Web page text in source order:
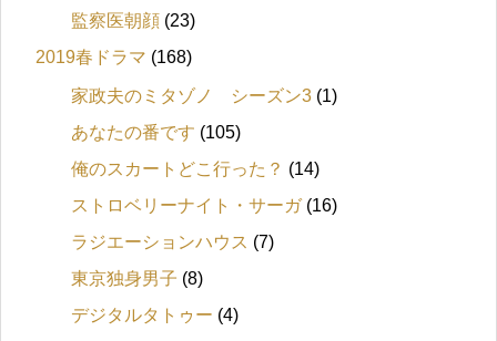
監察医朝顔 (23)
2019春ドラマ (168)
家政夫のミタゾノ シーズン3 (1)
あなたの番です (105)
俺のスカートどこ行った？ (14)
ストロベリーナイト・サーガ(16)
ラジエーションハウス (7)
東京独身男子 (8)
デジタルタトゥー (4)